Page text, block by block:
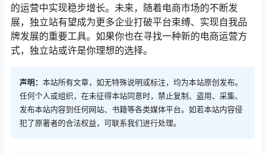
的运营中实现稳步增长。未来，随着电商市场的不断发
展，独立站有望成为更多企业打破平台束缚、实现自我品
牌发展的重要工具。如果你也在寻找一种新的电商运营方
式，独立站或许是你理想的选择。
声明： 本站所有文章，如无特殊说明或标注，均为本站原创发布。
任何个人或组织，在未征得本站同意时，禁止复制、盗用、采集、
发布本站内容到任何网站、书籍等各类媒体平台。如若本站内容侵
犯了原著者的合法权益，可联系我们进行处理。